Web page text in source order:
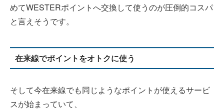
めてWESTERポイントへ交換して使うのが圧倒的コスパ
と言えそうです。
在来線でポイントをオトクに使う
そして今在来線でも同じようなポイントが使えるサービ
スが始まっていて、